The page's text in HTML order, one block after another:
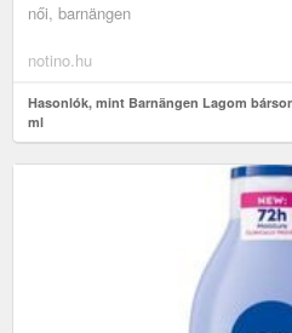
női, barnängen
notino.hu
Hasonlók, mint Barnängen Lagom
ml